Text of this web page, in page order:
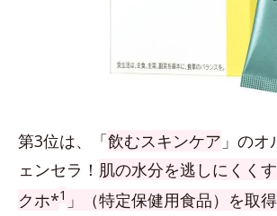
第3位は、「飲むスキンケア 」の
ェンセラ！ 肌の水分を逃しにくく
クホ*1 」（特定保健用食品）を取